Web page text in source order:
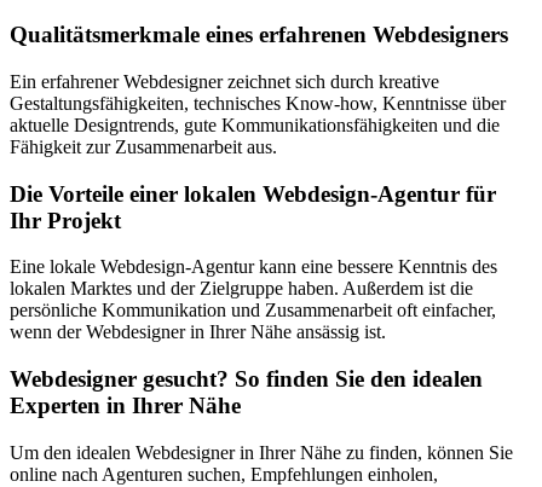
Qualitätsmerkmale eines erfahrenen Webdesigners
Ein erfahrener Webdesigner zeichnet sich durch kreative
Gestaltungsfähigkeiten, technisches Know-how, Kenntnisse über
aktuelle Designtrends, gute Kommunikationsfähigkeiten und die
Fähigkeit zur Zusammenarbeit aus.
Die Vorteile einer lokalen Webdesign-Agentur für
Ihr Projekt
Eine lokale Webdesign-Agentur kann eine bessere Kenntnis des
lokalen Marktes und der Zielgruppe haben. Außerdem ist die
persönliche Kommunikation und Zusammenarbeit oft einfacher,
wenn der Webdesigner in Ihrer Nähe ansässig ist.
Webdesigner gesucht? So finden Sie den idealen
Experten in Ihrer Nähe
Um den idealen Webdesigner in Ihrer Nähe zu finden, können Sie
online nach Agenturen suchen, Empfehlungen einholen,